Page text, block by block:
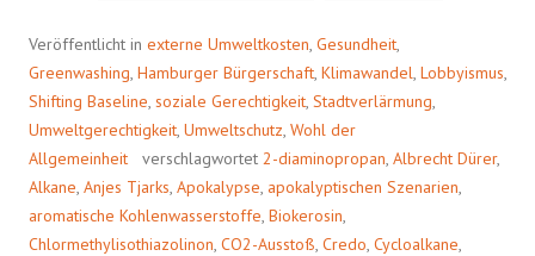
DIE
ÖKOFLIEGER?
Veröffentlicht in externe Umweltkosten Gesundheit
Greenwashing Hamburger Bürgerschaft Klimawandel Lobbyismus
Shifting Baseline soziale Gerechtigkeit Stadtverlärmung
Umweltgerechtigkeit Umweltschutz Wohl der
Allgemeinheit
verschlagwortet 2-diaminopropan Albrecht Dürer,
Alkane Anjes Tjarks Apokalypse apokalyptischen Szenarien
aromatische Kohlenwasserstoffe Biokerosin
Chlormethylisothiazolinon CO2-Ausstoß Credo Cycloalkane